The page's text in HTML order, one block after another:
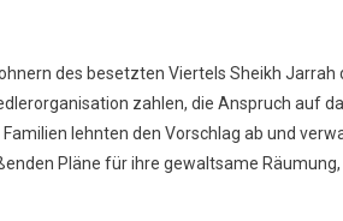
des besetzten Viertels Sheikh Jarrah
zahlen, die Anspruch auf
lehnten den Vorschlag ab und
Pläne für ihre gewaltsame